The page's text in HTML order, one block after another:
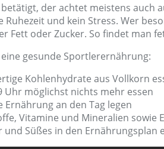
der achtet meistens auch
Ruhezeit und kein Stress. Wer
Fett oder Zucker. So findet man
gesunde Sportlerernährung:
Kohlenhydrate aus Vollkorn
Uhr möglichst nichts mehr essen
Ernährung an den Tag legen
Vitamine und Mineralien sowie
und Süßes in den Ernährungsplan